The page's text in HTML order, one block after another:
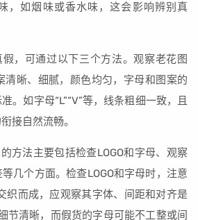
，如烟味或香水味，这会影响辨别真
，可通过以下三个方法。观察老花图
清晰、细腻，颜色均匀，字母和图案的
。如字母“L”“V”等，线条粗细一致，且
接自然流畅。
方法主要包括检查LOGO和字母、观察
几个方面。检查LOGO和字母时，注意
织而成，应观察其字体、间距和对齐是
节清晰，而假货的字母可能不工整或间